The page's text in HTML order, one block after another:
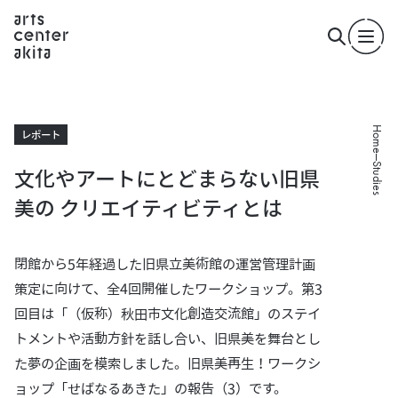
Home
Studies
レポート
文化やアートにとどまらない旧県
美の クリエイティビティとは
閉館から5年経過した旧県立美術館の運営管理計画
策定に向けて、全4回開催したワークショップ。第3
回目は「（仮称）秋田市文化創造交流館」のステイ
トメントや活動方針を話し合い、旧県美を舞台とし
た夢の企画を模索しました。旧県美再生！ワークシ
ョップ「せばなるあきた」の報告（3）です。